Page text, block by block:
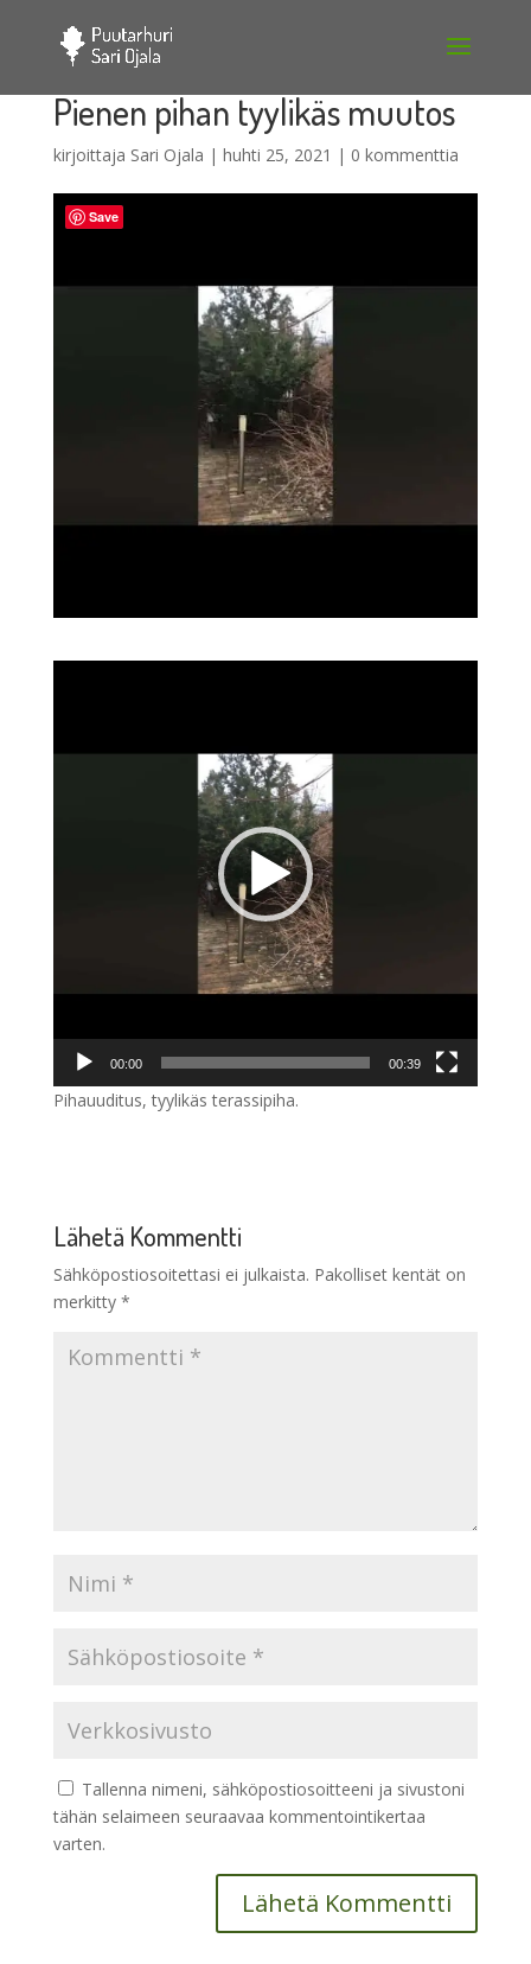
Pienen pihan tyylikäs muutos
kirjoittaja Sari Ojala | huhti 25, 2021 | 0 kommenttia
00:00 00:39
Pihauuditus, tyylikäs terassipiha.
Lähetä Kommentti
Sähköpostiosoitettasi ei julkaista. Pakolliset kentät on
merkitty *
Tallenna nimeni, sähköpostiosoitteeni ja sivustoni
tähän selaimeen seuraavaa kommentointikertaa
varten.
Save